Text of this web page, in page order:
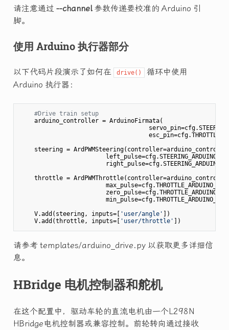
请注意通过 --channel参数传递要校准的 Arduino 引
脚。
使用 Arduino 执行器部分
以下代码片段演示了如何在 drive()
循环中使用
Arduino 执行器：
#Drive train setup
    arduino_controller = ArduinoFirmata(
steering =
throttle =
    V.add(steering, inputs=[
'user/angle' ])
    V.add(throttle, inputs=[
'user/throttle'
请参考 templates/arduino_drive.py 以获取更多详细信
息。
HBridge 电机控制器和舵机
在这个配置中，驱动车轮的直流电机由一个L298N
HBridge电机控制器或兼容控制。前轮转向通过接收